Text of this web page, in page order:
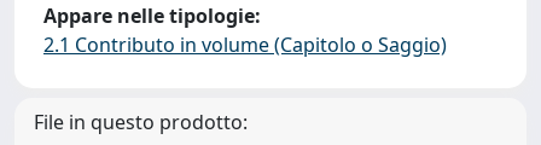
Appare nelle tipologie:
2.1 Contributo in volume (Capitolo o Saggio)
File in questo prodotto: